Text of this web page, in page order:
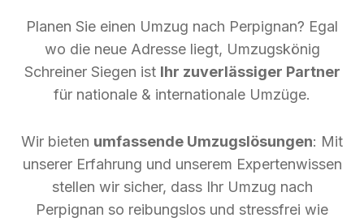
Planen Sie einen Umzug nach Perpignan? Egal
wo die neue Adresse liegt, Umzugskönig
Schreiner Siegen ist Ihr zuverlässiger Partner
für nationale & internationale Umzüge.
Wir bieten umfassende Umzugslösungen: Mit
unserer Erfahrung und unserem Expertenwissen
stellen wir sicher, dass Ihr Umzug nach
Perpignan so reibungslos und stressfrei wie